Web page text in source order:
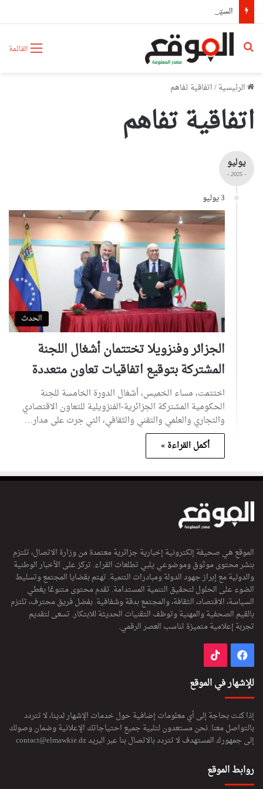
القائمة بحث عن
الرئيسية/اتفاقية تفاهم
اتفاقية تفاهم
يوليو
- 2025 -
3 يوليو
الحدث
الجزائر وفنزويلا تختتمان أشغال اللجنة
المشتركة بتوقيع اتفاقيات تعاون متعددة
اختتمت، مساء الخميس، أشغال الدورة الخامسة للجنة
الحكومية المشتركة الجزائرية-الفنزويلية للتعاون الاقتصادي
والتجاري والعلمي والتقني والثقافي، التي جرت على مدار…
أكمل القراءة »
الموقع هي صحيفة إلكترونية إخبارية جزائرية معتمدة من وزارة الاتصال، تلتزم
بنشر محتوى موثوق وموضوعي يلبي تطلعات القراء. تركز على الأخبار الوطنية
والدولية مع إبراز جهود الدولة ومبادرات التنمية. تهتم بقضايا المجتمع وتسليط
الضوء على الحلول لتحقيق التنمية المستدامة. تقدم محتوى متنوعًا يغطي
السياسة، الاقتصاد، الثقافة، والمجتمع بدقة وشفافية. بفضل فريق محترف، تلتزم
بالقيم الصحفية والمهنية وتوظف التقنيات الحديثة للابتكار. تسعى لتقديم
تجربة إعلامية متميزة تناسب العصر الرقمي.
فيسبوك
للإشهار في الموقع
إذا كنت بحاجة إلى أي معلومات إضافية حول خدمات الإشهار لدينا، لا تتردد
بالتواصل معنا. نحن مستعدون لتلبية جميع احتياجاتك الإعلانية وضمان وصولك
إلى جمهورك المستهدف لا تتردد بالاتصال بنا عبر البريدcontact@elmawkie.dz
روابط الموقع